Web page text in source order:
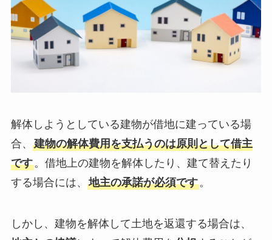
解体しようとしている建物が借地に建っている場
合、 建物の解体費用を支払うのは原則として借主
です。借地上の建物を解体したり、建て替えたり
する場合には、 地主の承諾が必須です。
しかし、建物を解体して土地を返還する場合は、